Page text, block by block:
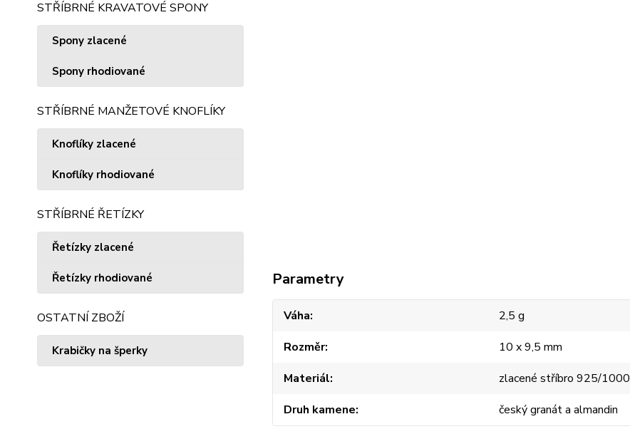
STŘÍBRNÉ KRAVATOVÉ SPONY
Spony zlacené
Spony rhodiované
STŘÍBRNÉ MANŽETOVÉ KNOFLÍKY
Knoflíky zlacené
Knoflíky rhodiované
STŘÍBRNÉ ŘETÍZKY
Řetízky zlacené
Řetízky rhodiované
OSTATNÍ ZBOŽÍ
Krabičky na šperky
Parametry
Váha
2,5 g
Rozměr
10 x 9,5 mm
Materiál
zlacené stříbro 925/1000
Druh kamene
český granát a almandin